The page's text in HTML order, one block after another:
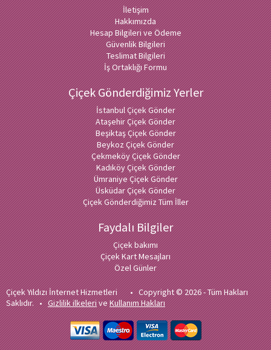
İletişim
Hakkımızda
Hesap Bilgileri ve Ödeme
Güvenlik Bilgileri
Teslimat Bilgileri
İş Ortaklığı Formu
Çiçek Gönderdiğimiz Yerler
İstanbul Çiçek Gönder
Ataşehir Çiçek Gönder
Beşiktaş Çiçek Gönder
Beykoz Çiçek Gönder
Çekmeköy Çiçek Gönder
Kadıköy Çiçek Gönder
Ümraniye Çiçek Gönder
Üsküdar Çiçek Gönder
Çiçek Gönderdiğimiz Tüm İller
Faydalı Bilgiler
Çiçek bakımı
Çiçek Kart Mesajları
Özel Günler
Çiçek Yıldızı İnternet Hizmetleri • Copyright © 2026 - Tüm Hakları
Saklıdır. •Gizlilik ilkeleriveKullanım Hakları